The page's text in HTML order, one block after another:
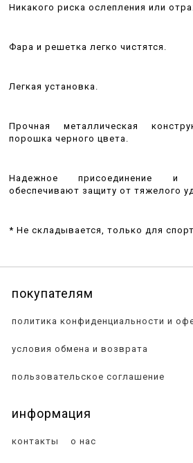
Никакого риска ослепления или
Фара и решетка легко чистятся.
Легкая установка.
Прочная металлическая
порошка черного цвета.
Надежное присоединение и
обеспечивают защиту от тяжелого
* Не складывается, только для
покупателям
политика конфиденциальности и
условия обмена и возврата
пользовательское соглашение
информация
контакты о нас